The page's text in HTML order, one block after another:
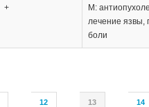
12 13 14
+
М:
лечение язвы,
боли